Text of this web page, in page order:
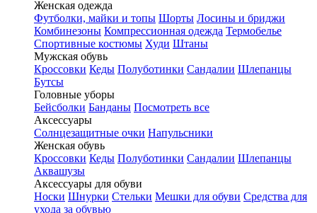
Женская одежда
Футболки, майки и топы Шорты Лосины и бриджи
Комбинезоны Компрессионная одежда Термобелье
Спортивные костюмы Худи Штаны
Мужская обувь
Кроссовки Кеды Полуботинки Сандалии Шлепанцы
Бутсы
Головные уборы
Бейсболки Банданы Посмотреть все
Аксессуары
Солнцезащитные очки Напульсники
Женская обувь
Кроссовки Кеды Полуботинки Сандалии Шлепанцы
Аквашузы
Аксессуары для обуви
Носки Шнурки Стельки Мешки для обуви Средства для
ухода за обувью